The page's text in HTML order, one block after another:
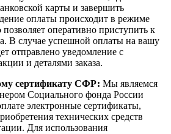
карты и завершить
оплаты происходит в режиме
оперативно приступить к
В случае успешной оплаты на вашу
отправлено уведомление с
и деталями заказа.
сертификату СФР: Мы являемся
Социального фонда России
электронные сертификаты,
технических средств
Для использования